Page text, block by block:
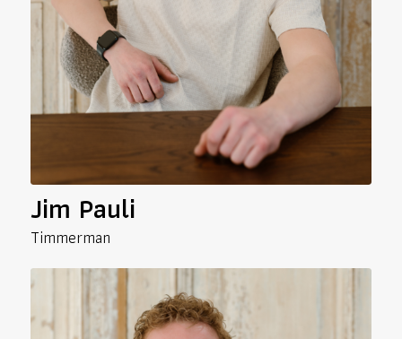
Jim Pauli
Timmerman